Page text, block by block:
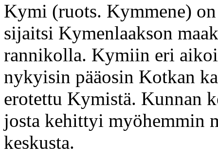
Kymi (ruots. Kymmene)
sijaitsi Kymenlaakson
rannikolla. Kymiin eri
nykyisin pääosin Kotkan
erotettu Kymistä. Kunnan
josta kehittyi myöhemmin
keskusta.